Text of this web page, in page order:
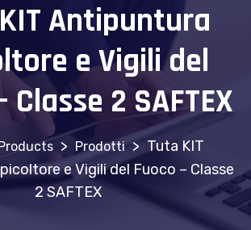
Antipuntura
e Vigili del
Classe 2 SAFTEX
Products > Prodotti > Tuta KIT
e Vigili del Fuoco – Classe
2 SAFTEX